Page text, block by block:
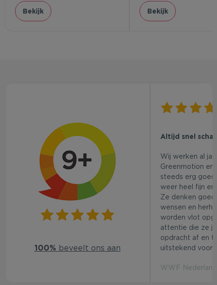
Bekijk Bekijk
100% beveelt ons aan
Altijd snel
Wij werken al
Greenmotion en
steeds erg
weer heel fijn en
Ze denken
wensen en
worden vlot
attentie die ze
opdracht af en
uitstekend voor
WWF